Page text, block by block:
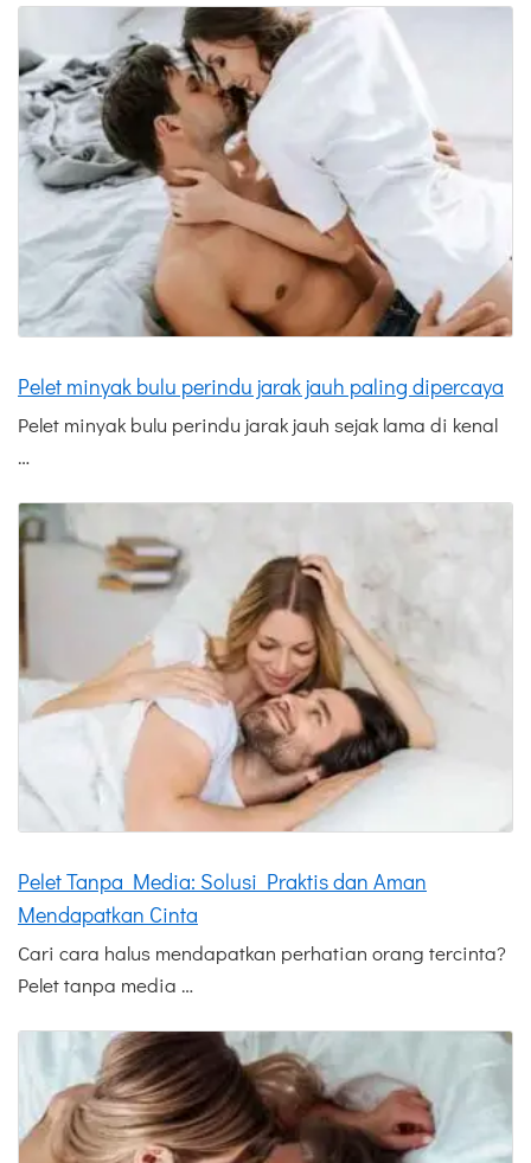
Pelet minyak bulu perindu jarak jauh paling dipercaya
Pelet minyak bulu perindu jarak jauh sejak lama di kenal
…
Pelet Tanpa Media: Solusi Praktis dan Aman
Mendapatkan Cinta
Cari cara halus mendapatkan perhatian orang tercinta?
Pelet tanpa media …